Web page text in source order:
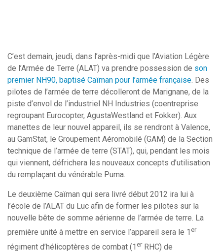
C’est demain, jeudi, dans l’après-midi que l’Aviation Légère
de l’Armée de Terre (ALAT) va prendre possession de son
premier NH90, baptisé Caïman pour l’armée française. Des
pilotes de l’armée de terre décolleront de Marignane, de la
piste d’envol de l’industriel NH Industries (coentreprise
regroupant Eurocopter, AgustaWestland et Fokker). Aux
manettes de leur nouvel appareil, ils se rendront à Valence,
au GamStat, le Groupement Aéromobilé (GAM) de la Section
technique de l’armée de terre (STAT), qui, pendant les mois
qui viennent, défrichera les nouveaux concepts d’utilisation
du remplaçant du vénérable Puma.
Le deuxième Caïman qui sera livré début 2012 ira lui à
l’école de l’ALAT du Luc afin de former les pilotes sur la
nouvelle bête de somme aérienne de l’armée de terre. La
première unité à mettre en service l’appareil sera le 1 er
régiment d’hélicoptères de combat (1 erRHC) de